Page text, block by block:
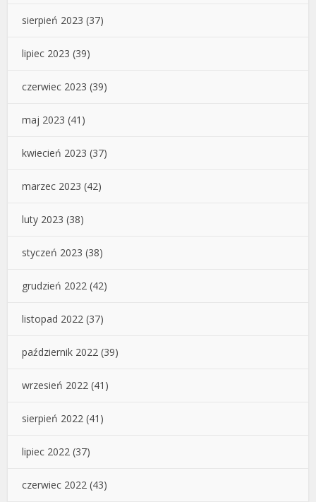
sierpień 2023 (37)
lipiec 2023 (39)
czerwiec 2023 (39)
maj 2023 (41)
kwiecień 2023 (37)
marzec 2023 (42)
luty 2023 (38)
styczeń 2023 (38)
grudzień 2022 (42)
listopad 2022 (37)
październik 2022 (39)
wrzesień 2022 (41)
sierpień 2022 (41)
lipiec 2022 (37)
czerwiec 2022 (43)